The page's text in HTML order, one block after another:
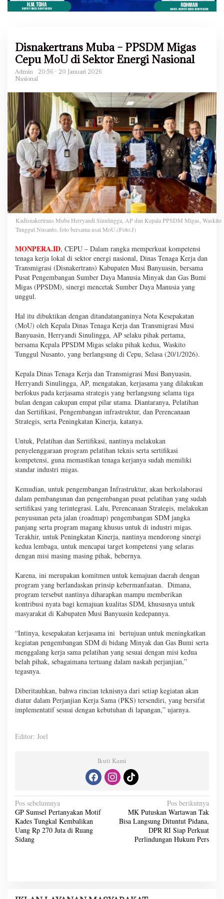
Disnakertrans Muba – PPSDM Migas
Cepu MoU di Sektor Energi Nasional
Admin
20:56 - 20 Januari 2026
Nasional
Kadisnakertrans Muba Herryandi Sinulingga, AP dan Kepala PPSDM Migas, Waskito
Tunggul Nusanto, foto bersama usai MoU.(Foto:J)
MONPERA.ID, CEPU – Dalam rangka memperkuat kompetensi
tenaga kerja lokal di sektor energi nasional, Dinas Tenaga Kerja dan
Transmigrasi (Disnakertrans) Kabupaten Musi Banyuasin, bersama
Pusat Pengembangan Sumber Daya Manusia Minyak dan Gas Bumi
Migas (PPSDM), sinergi mencetak Sumber Daya Manusia yang
unggul.
Hal itu dibuktikan dengan ditandatanganinya Nota Kesepakatan
(MoU) oleh Kepala Dinas Tenaga Kerja dan Transmigrasi Musi
Banyuasin, Herryandi Sinulingga, AP selaku pihak pertama,
bersama Kepala PPSDM Migas selaku pihak kedua, Waskito
Tunggul Nusanto, yang berlangsung di Cepu, Selasa (20/1/2026).
Kepala Dinas Tenaga Kerja dan Transmigrasi Musi Banyuasin,
Herryandi Sinulingga, AP, mengatakan, kerjasama yang dilakukan
berfokus pada kerjasama strategis yang berlangsung selama tiga
bulan dengan cakupan empat pilar utama. Diantaranya, Pelatihan
dan Sertifikasi, Pengembangan infrastruktur, dan Perencanaan
Strategis, serta Peningkatan Kinerja, katanya.
Untuk, Pelatihan dan Sertifikasi, nantinya melakukan
penyelenggaraan program pelatihan teknis serta sertifikasi
kompetensi, guna memastikan tenaga kerjanya sudah memiliki
standar industri migas.
Kemudian, untuk pengembangan Infrastruktur, akan berkolaborasi
dalam pembangunan dan pengembangan pusat pelatihan yang sudah
sertifikasi yang terintegrasi. Lalu, Perencanaan Strategis, melakukan
penyusunan peta jalan (roadmap) pengembangan SDM jangka
panjang serta program magang khusus untuk di industri migas.
Terakhir, untuk Peningkatan Kinerja, nantinya mendorong sinergi
kedua lembaga, untuk mencapai target kompetensi yang selaras
dengan misi masing masing pihak, bebernya.
Karena, ini merupakan komitmen untuk kemajuan daerah dengan
program yang berlandaskan prinsip kebermanfaatan. Dimana,
program tersebut nantinya diharapkan mampu memberikan
kontribusi nyata bagi kemajuan kualitas SDM, khususnya untuk
masyarakat di Kabupaten Musi Banyuasin kedepannya.
“Intinya, kesepakatan kerjasama ini bertujuan untuk meningkatkan
kegiatan pengembangan SDM di bidang Minyak dan Gas Bumi serta
menggalang kerja sama pelatihan yang sesuai dengan misi kedua
belah pihak, sebagaimana tertuang dalam naskah perjanjian,”
tegasnya.
Diberitauhkan, bahwa rincian teknisnya dari setiap kegiatan akan
diatur dalam Perjanjian Kerja Sama (PKS) tersendiri, yang bersifat
implementatif sesuai dengan kebutuhan di lapangan,” ujarnya.
Editor: Joel
Ikuti Kami
N
a
v
i
Pos sebelumnya
GP Sumsel Pertanyakan Motif
Kades Tungkal Kembalikan
Uang Rp 270 Juta di Ruang
Sidang
Pos berikutnya
MK Putuskan Wartawan Tak
Bisa Langsung Dituntut Pidana,
DPR RI Siap Perkuat
Perlindungan Hukum Pers